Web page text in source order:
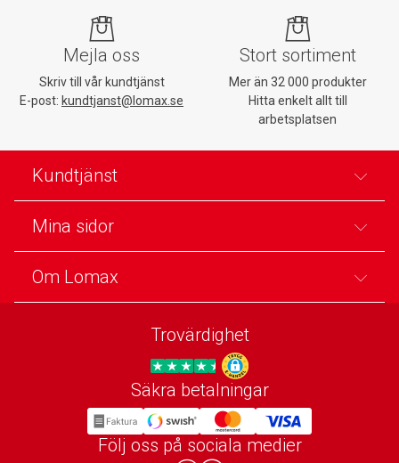
Mejla oss
Skriv till vår kundtjänst
E-post: kundtjanst@lomax.se
Stort sortiment
Mer än 32 000 produkter
Hitta enkelt allt till
arbetsplatsen
Kundtjänst
Mina sidor
Om Lomax
Trovärdighet
Trygg E-handel
Säkra betalningar
Följ oss på sociala medier